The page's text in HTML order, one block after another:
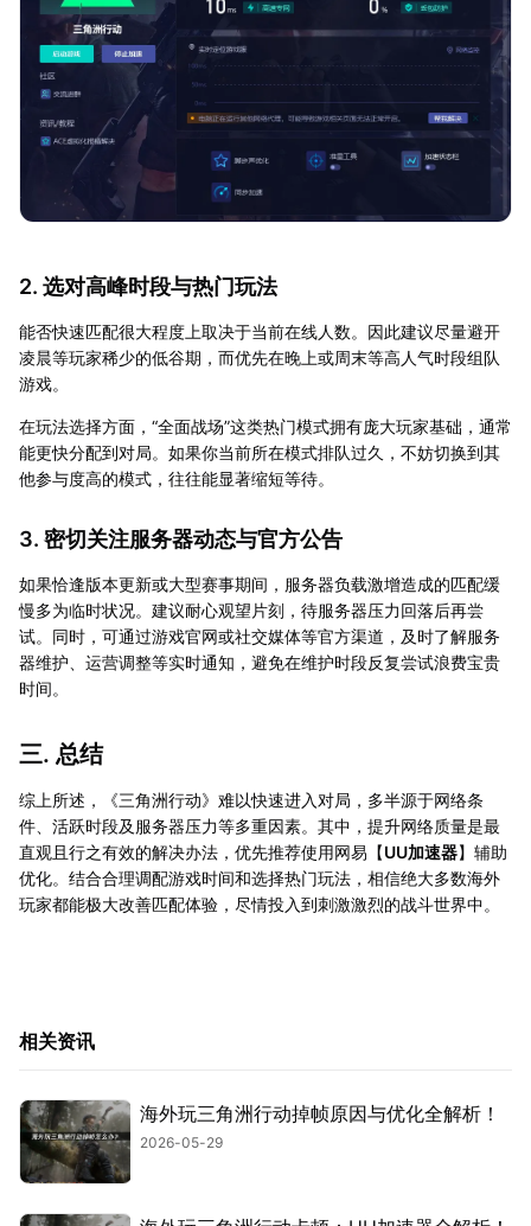
2. 选对高峰时段与热门玩法
能否快速匹配很大程度上取决于当前在线人数。因此建议尽量避开
凌晨等玩家稀少的低谷期，而优先在晚上或周末等高人气时段组队
游戏。
在玩法选择方面，“全面战场”这类热门模式拥有庞大玩家基础，通常
能更快分配到对局。如果你当前所在模式排队过久，不妨切换到其
他参与度高的模式，往往能显著缩短等待。
3. 密切关注服务器动态与官方公告
如果恰逢版本更新或大型赛事期间，服务器负载激增造成的匹配缓
慢多为临时状况。建议耐心观望片刻，待服务器压力回落后再尝
试。同时，可通过游戏官网或社交媒体等官方渠道，及时了解服务
器维护、运营调整等实时通知，避免在维护时段反复尝试浪费宝贵
时间。
三. 总结
综上所述，《三角洲行动》难以快速进入对局，多半源于网络条
件、活跃时段及服务器压力等多重因素。其中，提升网络质量是最
直观且行之有效的解决办法，优先推荐使用网易【UU加速器】辅助
优化。结合合理调配游戏时间和选择热门玩法，相信绝大多数海外
玩家都能极大改善匹配体验，尽情投入到刺激激烈的战斗世界中。
相关资讯
海外玩三角洲行动掉帧原因与优化全解析！
2026-05-29